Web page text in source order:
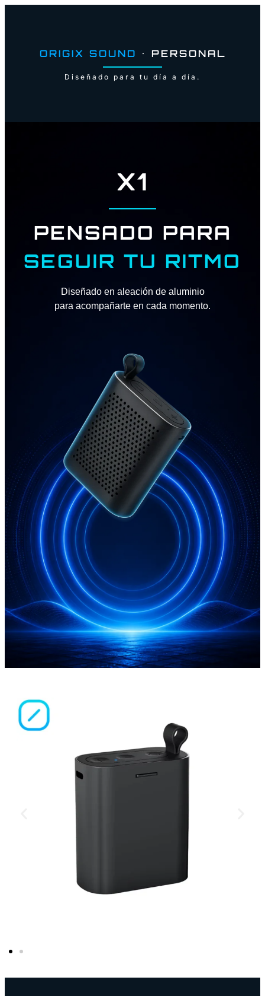
ORIGIX SOUND • PERSONAL
Diseñado para tu día a día.
X1
PENSADO PARA
SEGUIR TU RITMO
Diseñado en aleación de aluminio
para acompañarte en cada momento.